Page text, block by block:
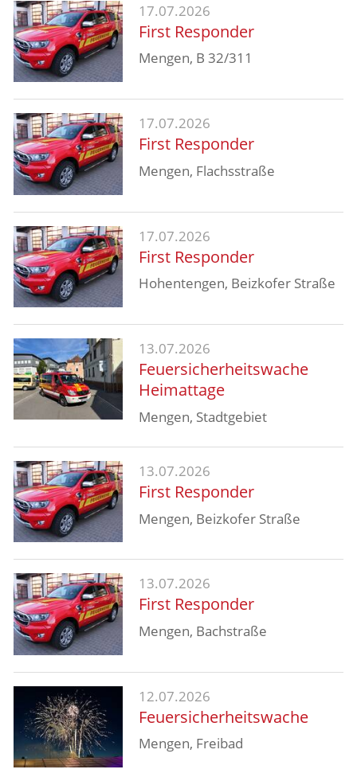
17.07.2026
First Responder
Mengen, B 32/311
17.07.2026
First Responder
Mengen, Flachsstraße
17.07.2026
First Responder
Hohentengen, Beizkofer Straße
13.07.2026
Feuersicherheitswache
Heimattage
Mengen, Stadtgebiet
13.07.2026
First Responder
Mengen, Beizkofer Straße
13.07.2026
First Responder
Mengen, Bachstraße
12.07.2026
Feuersicherheitswache
Mengen, Freibad